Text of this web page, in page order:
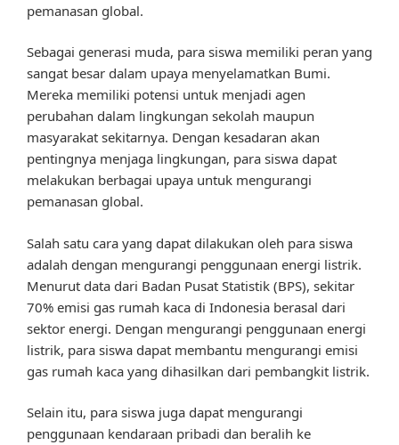
pemanasan global.
Sebagai generasi muda, para siswa memiliki peran yang
sangat besar dalam upaya menyelamatkan Bumi.
Mereka memiliki potensi untuk menjadi agen
perubahan dalam lingkungan sekolah maupun
masyarakat sekitarnya. Dengan kesadaran akan
pentingnya menjaga lingkungan, para siswa dapat
melakukan berbagai upaya untuk mengurangi
pemanasan global.
Salah satu cara yang dapat dilakukan oleh para siswa
adalah dengan mengurangi penggunaan energi listrik.
Menurut data dari Badan Pusat Statistik (BPS), sekitar
70% emisi gas rumah kaca di Indonesia berasal dari
sektor energi. Dengan mengurangi penggunaan energi
listrik, para siswa dapat membantu mengurangi emisi
gas rumah kaca yang dihasilkan dari pembangkit listrik.
Selain itu, para siswa juga dapat mengurangi
penggunaan kendaraan pribadi dan beralih ke